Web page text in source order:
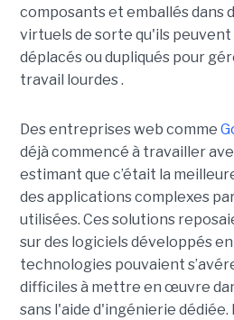
composants et emballés dans
virtuels de sorte qu'ils
déplacés ou dupliqués pour
travail lourdes .
Des entreprises web comme
déjà commencé à travailler
estimant que c’était la
des applications complexes
utilisées. Ces solutions
sur des logiciels développés
technologies pouvaient
difficiles à mettre en œuvre
sans l'aide d'ingénierie